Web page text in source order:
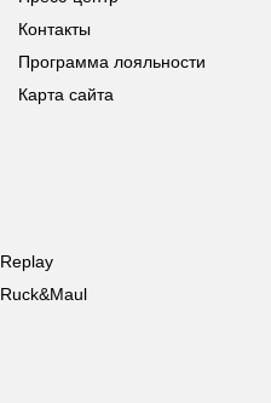
Контакты
Программа лояльности
Карта сайта
Replay
Ruck&Maul